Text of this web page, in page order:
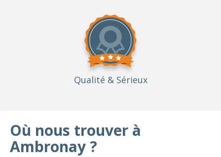
Qualité & Sérieux
Où nous trouver à
Ambronay ?